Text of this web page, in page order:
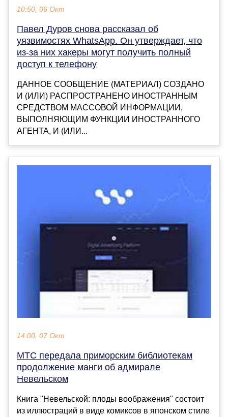
10:50, 06 Окт
Павел Дуров снова рассказал об
уязвимостях WhatsApp. Он утверждает, что
из-за них хакеры могут получить полный
доступ к телефону
ДАННОЕ СООБЩЕНИЕ (МАТЕРИАЛ) СОЗДАНО
И (ИЛИ) РАСПРОСТРАНЕНО ИНОСТРАННЫМ
СРЕДСТВОМ МАССОВОЙ ИНФОРМАЦИИ,
ВЫПОЛНЯЮЩИМ ФУНКЦИИ ИНОСТРАННОГО
АГЕНТА, И (ИЛИ...
14:00, 07 Окт
МТС передала приморским библиотекам
продолжение манги об адмирале
Невельском
Книга "Невельской: плоды воображения" состоит
из иллюстраций в виде комиксов в японском стиле